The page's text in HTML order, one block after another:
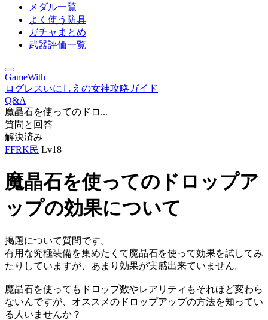
メダル一覧
よく使う防具
ガチャまとめ
武器評価一覧
GameWith
ログレスいにしえの女神攻略ガイド
Q&A
魔晶石を使ってのドロ...
質問と回答
解決済み
FFRK民 Lv18
魔晶石を使ってのドロップア
ップの効果について
掲題について質問です。
有用な究極装備を集めたくて魔晶石を使って効果を試してみ
たりしていますが、あまり効果が実感出来ていません。
魔晶石を使ってもドロップ数やレアリティもそれほど変わら
ないんですが、オススメのドロップアップの方法を知ってい
る人いませんか？